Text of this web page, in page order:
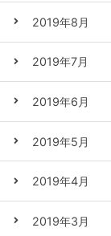
2019年8月
2019年7月
2019年6月
2019年5月
2019年4月
2019年3月